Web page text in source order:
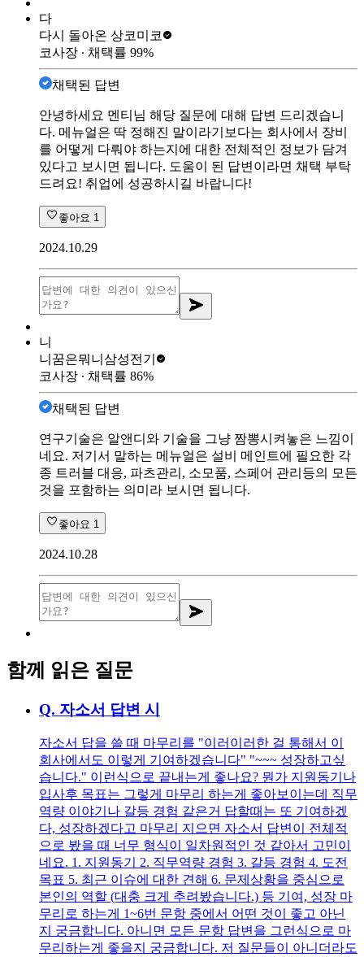
다
다시 돌아온 상코미코
코사장 ∙ 채택률 99%
채택된 답변
안녕하세요 멘티님 해당 질문에 대해 답변 드리겠습니
다. 메뉴얼은 딱 정해진 말이라기보다는 회사에서 장비
를 어떻게 다뤄야 하는지에 대한 전체적인 정보가 담겨
있다고 보시면 됩니다. 도움이 된 답변이라면 채택 부탁
드려요! 취업에 성공하시길 바랍니다!
좋아요 1
2024.10.29
니
니꿈은뭐니 삼성전기
코사장 ∙ 채택률 86%
채택된 답변
연구기술은 알앤디와 기술을 그냥 짬뽕시켜놓은 느낌이
네요. 저기서 말하는 메뉴얼은 설비 메인트에 필요한 각
종 트러블 대응, 파츠관리, 소모품, 스페어 관리등의 모든
것을 포함하는 의미라 보시면 됩니다.
좋아요 1
2024.10.28
함께 읽은 질문
Q. 자소서 답변 시
자소서 답을 쓸 때 마무리를 "이러이러한 걸 통해서 이
회사에서도 이렇게 기여하겠습니다" "~~~ 성장하고싶
습니다." 이런식으로 끝내는게 좋나요? 뭔가 지원동기나
입사후 목표는 그렇게 마무리 하는게 좋아보이는데 직무
역량 이야기나 갈등 경험 같은거 답할때는 또 기여하겠
다, 성장하겠다고 마무리 지으면 자소서 답변이 전체적
으로 봤을 때 너무 형식이 일차원적인 것 같아서 고민이
네요. 1. 지원동기 2. 직무역량 경험 3. 갈등 경험 4. 도전
목표 5. 최근 이슈에 대한 견해 6. 문제상황을 중심으로
본인의 역할 (대충 크게 추려봤습니다.) 등 기여, 성장 마
무리로 하는게 1~6번 문항 중에서 어떤 것이 좋고 아닌
지 궁금합니다. 아니면 모든 문항 답변을 그런식으로 마
무리하는게 좋을지 궁금합니다. 저 질문들이 아니더라도